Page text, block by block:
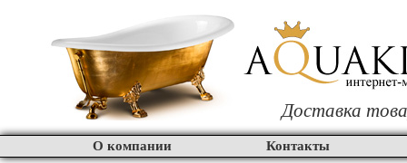
Доставка
О компании Контакты